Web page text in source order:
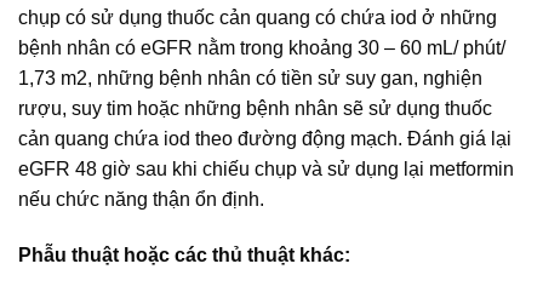
chụp có sử dụng thuốc cản quang có chứa iod ở những
bệnh nhân có eGFR nằm trong khoảng 30 – 60 mL/ phút/
1,73 m2, những bệnh nhân có tiền sử suy gan, nghiện
rượu, suy tim hoặc những bệnh nhân sẽ sử dụng thuốc
cản quang chứa iod theo đường động mạch. Đánh giá lại
eGFR 48 giờ sau khi chiếu chụp và sử dụng lại metformin
nếu chức năng thận ổn định.
Phẫu thuật hoặc các thủ thuật khác: